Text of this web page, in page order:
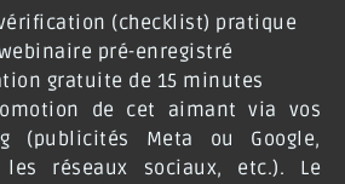
(checklist) pratique
pré-enregistré
gratuite de 15 minutes
de cet aimant via vos
(publicités Meta ou Google,
réseaux sociaux, etc.). Le